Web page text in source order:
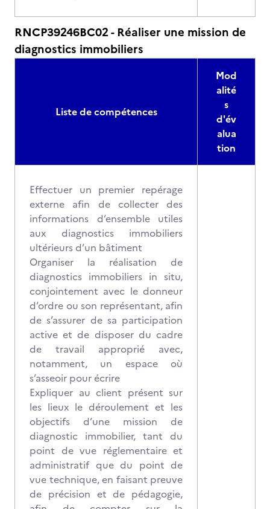
RNCP39246BC02 - Réaliser une mission de
diagnostics immobiliers
Liste de compétences
Mod
alité
s
d'év
alua
tion
Effectuer un premier repérage
externe afin de collecter des
informations d’ensemble utiles
aux diagnostics immobiliers
ultérieurs d’un bâtiment
Organiser la réalisation de
diagnostics immobiliers in situ,
conjointement avec le donneur
d’ordre ou son représentant, afin
de s’assurer de sa participation
active et de disposer du cadre
de travail approprié avec,
notamment, un espace où
s’asseoir pour écrire
Expliquer au client présent sur
les lieux le déroulement et les
objectifs d’une mission de
diagnostic immobilier, tant du
point de vue réglementaire et
administratif que du point de
vue technique, en faisant preuve
de précision et de pédagogie,